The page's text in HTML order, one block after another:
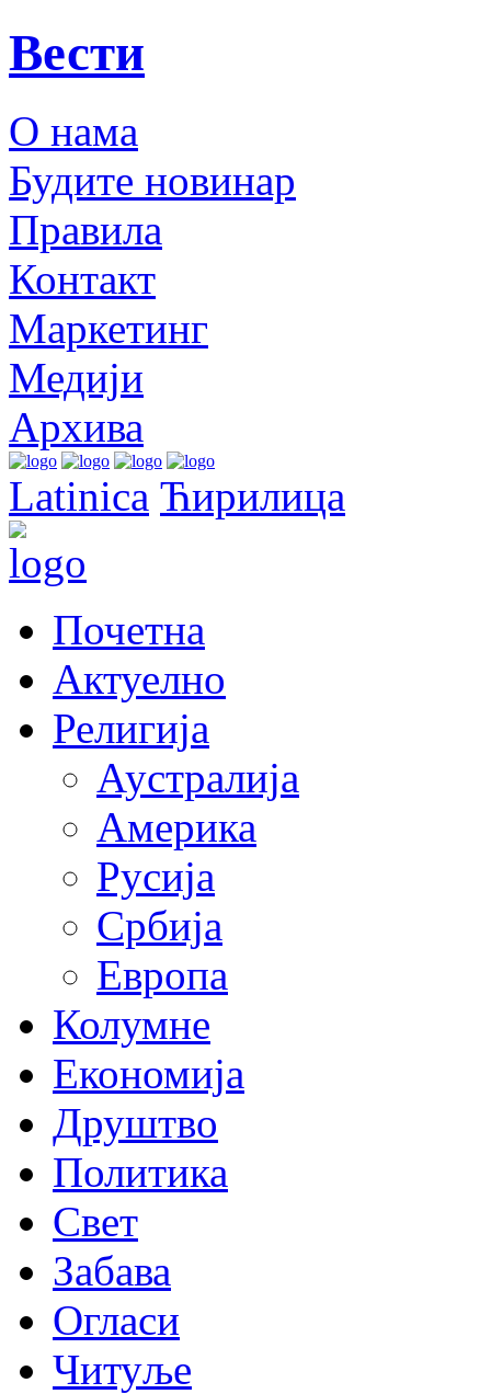
Вести
О нама
Будите новинар
Правила
Контакт
Маркетинг
Медији
Архива
Latinica Ћирилица
Почетна
Актуелно
Религија
Аустралија
Америка
Русија
Србија
Европа
Колумне
Економија
Друштво
Политика
Свет
Забава
Огласи
Читуље